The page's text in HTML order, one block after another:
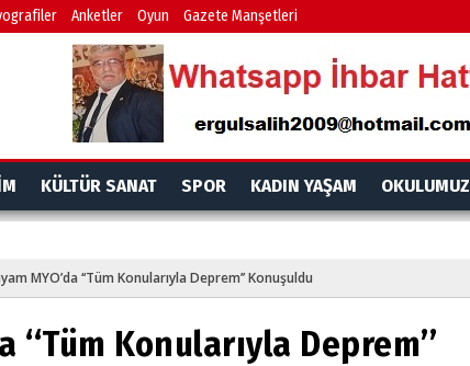
Anketler Oyun Gazete Manşetleri
KÜLTÜR SANAT SPOR KADIN YAŞAM OKULUMUZ
MYO’da ‘‘Tüm Konularıyla Deprem’’ Konuşuldu
‘‘Tüm Konularıyla Deprem’’